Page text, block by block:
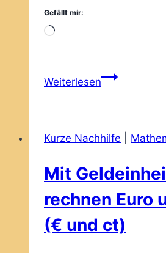
Gefällt mir:
Wird
WeiterlesenMit
ein
Überblick
Kurze Nachhilfe
Mit
rechnen Euro
(€ und ct)